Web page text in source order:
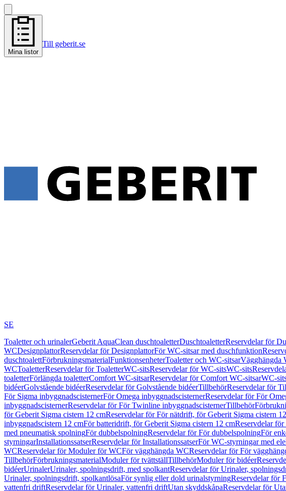
Mina listor
Till geberit.se
SE
Toaletter och urinalerGeberit AquaClean duschtoaletterDuschtoaletterReservdelar för
WCDesignplattorReservdelar för DesignplattorFör WC-sitsar med duschfunktion
duschtoalettFörbrukningsmaterialFunktionsenheterToaletter och WC-sitsarVägghängda
WCToaletterReservdelar för ToaletterWC-sitsReservdelar för WC-sitsWC-sits
toaletterFörlängda toaletterComfort WC-sitsarReservdelar för Comfort WC-sitsarWC-
bidéerGolvstående bidéerReservdelar för Golvstående bidéerTillbehörReservdelar för
För Sigma inbyggnadscisternerFör Omega inbyggnadscisternerReservdelar för För
inbyggnadscisternerReservdelar för För Twinline inbyggnadscisternerTillbehör
för Geberit Sigma cistern 12 cmReservdelar för För nätdrift, för Geberit Sigma cistern
inbyggnadscistern 12 cmFör batteridrift, för Geberit Sigma cistern 12 cmReservdelar
med pneumatisk spolningFör dubbelspolningReservdelar för För dubbelspolningFör
styrningarInstallationssatserReservdelar för InstallationssatserFör WC-styrningar med
WCReservdelar för Moduler för WCFör vägghängda WCReservdelar för För
TillbehörFörbrukningsmaterialModuler för tvättställTillbehörModuler för bidéer
bidéerUrinalerUrinaler, spolningsdrift, med spolkantReservdelar för Urinaler,
Urinaler, spolningsdrift, spolkantlösaFör synlig eller dold urinalstyrningReservdelar för
vattenfri driftReservdelar för Urinaler, vattenfri driftUtan skyddskåpaReservdelar för